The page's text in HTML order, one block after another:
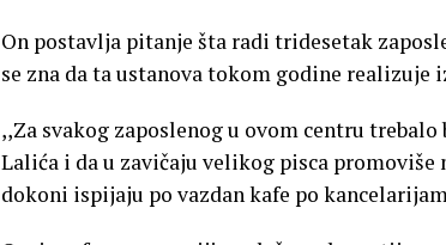
On postavlja pitanje šta radi tridesetak
se zna da ta ustanova tokom godine
,,Za svakog zaposlenog u ovom centru
Lalića i da u zavičaju velikog pisca
dokoni ispijaju po vazdan kafe po